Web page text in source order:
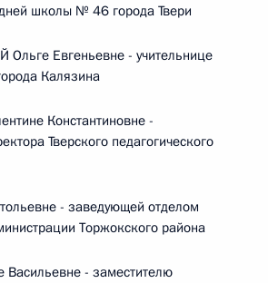
школы № 46 города Твери
Евгеньевне - учительнице
Калязина
Константиновне -
Тверского педагогического
- заведующей отделом
Торжокского района
- заместителю